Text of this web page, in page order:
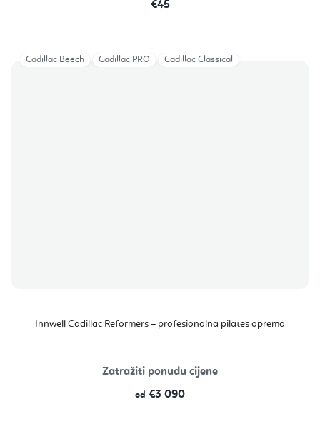
€45
Innwell Cadillac Reformers – profesionalna pilates oprema
Zatražiti ponudu cijene
od €3 090
Cadillac Beech Cadillac PRO Cadillac Classical